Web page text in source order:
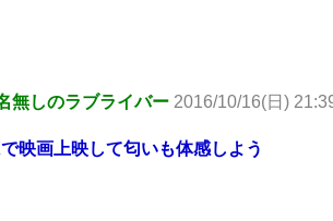
無しのラブライバー 2016/10/16(日)
映画上映して匂いも体感しよう